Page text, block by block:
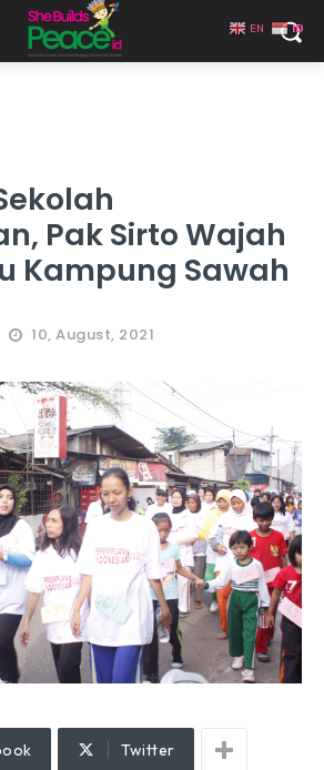
Pak Sirto Wajah
Kampung Sawah
10, August, 2021
Twitter
EN ID